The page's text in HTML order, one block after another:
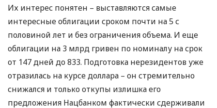
Их интерес понятен – выставляются самые
интересные облигации сроком почти на 5 с
половиной лет и без ограничения объема. И еще
облигации на 3 млрд гривен по номиналу на срок
от 147 дней до 833. Подготовка нерезидентов уже
отразилась на курсе доллара – он стремительно
снижался и только откупы излишка его
предложения Нацбанком фактически сдерживали